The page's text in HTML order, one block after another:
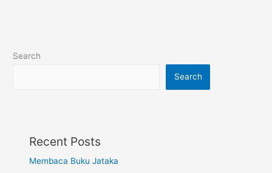
Search
Search
Recent Posts
Membaca Buku Jataka